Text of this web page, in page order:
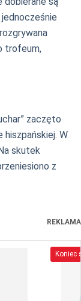
trofeum,
zaczęto
W
skutek
z
REKLAMA
Koniec